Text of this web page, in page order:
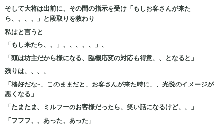
そして大将は出前に、その間の指示を受け「もしお客さんが来た
ら、、、、」と段取りを教わり
私はと言うと
「もし来たら、、」、、、、、」、
「頭は坊主だから様になる、臨機応変の対応も得意、、となると」
残りは、、、、
「格好だな~、このままだと、お客さんが来た時に、、光悦のイメージが
悪くなる」
「たまたま、ミルフーのお客様だったら、笑い話になるけど、、」
「フフフ、、あった、あった」